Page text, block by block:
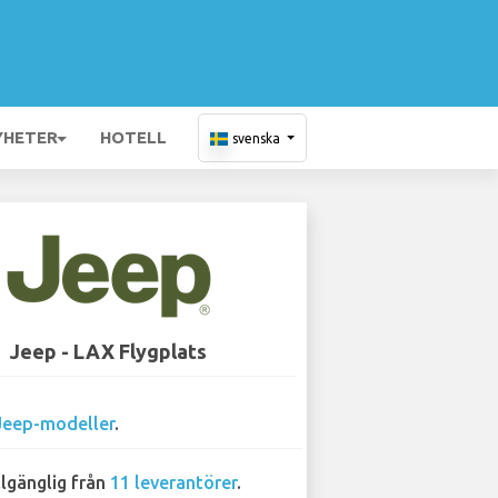
HOTELL svenska
Jeep - LAX Flygplats
modeller.
från 11 leverantörer.